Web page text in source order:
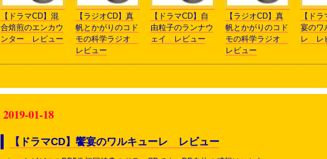
【ドラマCD】混
合焙煎のエンカウ
ンター レビュー
【ラジオCD】真
帆とかがりのコド
モの科学ラジオ
レビュー
【ドラマCD】自
由粒子のランナウ
ェイ レビュー
【ラジオCD】真
帆とかがりのコド
モの科学ラジオ
レビュー
【ド
宴のワ
レ レ
2019-01-18
【ドラマCD】饗宴のワルキューレ レビュー